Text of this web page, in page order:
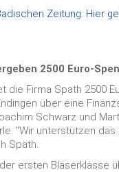
Zeitung. Hier
2500 Euro-
die Firma Späth 2500
über eine
Schwarz und
"Wir unterstützen
Späth.
ersten Bläserklasse